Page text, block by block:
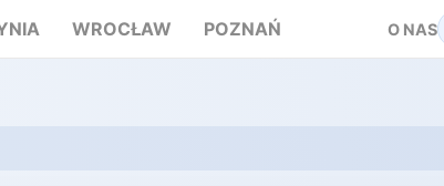
WROCŁAW POZNAŃ O NAS